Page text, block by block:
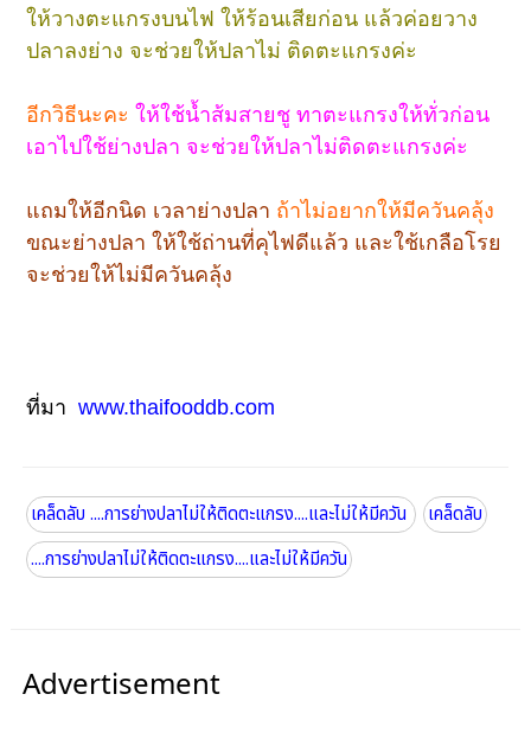
ให้วางตะแกรงบนไฟ ให้ร้อนเสียก่อน แล้วค่อยวาง
ปลาลงย่าง จะช่วยให้ปลาไม่ ติดตะแกรงค่ะ
อีกวิธีนะคะ ให้ใช้น้ำส้มสายชู ทาตะแกรงให้ทั่วก่อน
เอาไปใช้ย่างปลา จะช่วยให้ปลาไม่ติดตะแกรงค่ะ
แถมให้อีกนิด เวลาย่างปลา ถ้าไม่อยากให้มีควันคลุ้ง
ขณะย่างปลา ให้ใช้ถ่านที่คุไฟดีแล้ว และใช้เกลือโรย
จะช่วยให้ไม่มีควันคลุ้ง
ที่มา www.thaifooddb.com
เคล็ดลับ ....การย่างปลาไม่ให้ติดตะแกรง....และไม่ให้มีควัน
เคล็ดลับ
....การย่างปลาไม่ให้ติดตะแกรง....และไม่ให้มีควัน
Advertisement